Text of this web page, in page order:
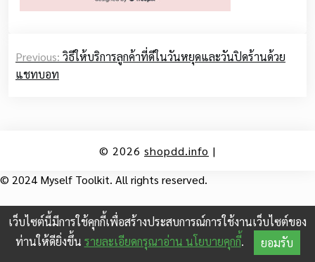
navigation
Previous: วิธีให้บริการลูกค้าที่ดีในวันหยุดและวันปิดร้านด้วย
แชทบอท
© 2026 shopdd.info |
© 2024 Myself Toolkit. All rights reserved.
เว็บไซต์นี้มีการใช้คุกกี้เพื่อสร้างประสบการณ์การใช้งานเว็บไซต์ของ
ท่านให้ดียิ่งขึ้น รายละเอียดกรุณาอ่าน นโยบายคุกกี้. ยอมรับ